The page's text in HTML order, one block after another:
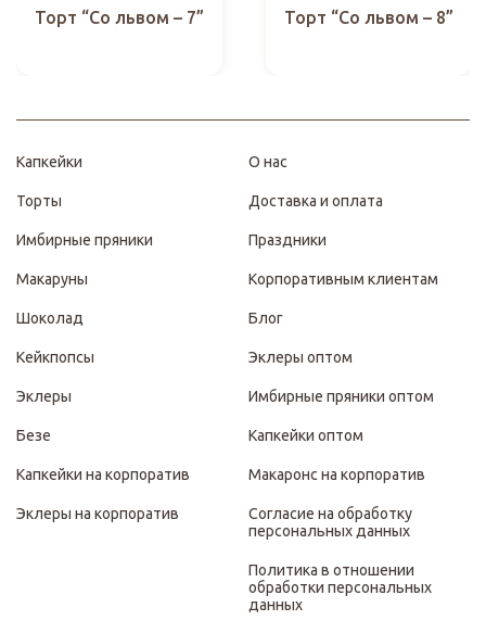
Торт “Со львом – 7” Торт “Со львом – 8”
Капкейки
Торты
Имбирные пряники
Макаруны
Шоколад
Кейкпопсы
Эклеры
Безе
Капкейки на корпоратив
Эклеры на корпоратив
О нас
Доставка и оплата
Праздники
Корпоративным клиентам
Блог
Эклеры оптом
Имбирные пряники оптом
Капкейки оптом
Макаронс на корпоратив
Согласие на обработку
персональных данных
Политика в отношении
обработки персональных
данных